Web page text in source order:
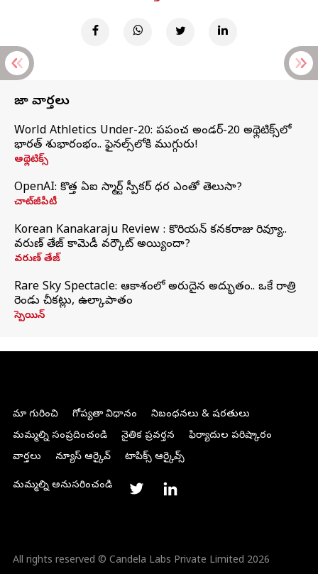
తాజా వార్తలు
World Athletics Under-20: ప్రపంచ అండర్-20 అథ్లెటిక్స్‌లో
భారత్‌ శుభారంభం.. ఫైనల్స్‌లోకి ముగ్గురు!
అథ్లెటిక్స్
OpenAI: కొత్త ఏఐ స్మార్ట్ స్పీకర్ ధర ఎంతో తెలుసా?
చాట్‌జీపీటీ
Korean Kanakaraju Review : కొరియన్ కనకరాజు రివ్యూ..
వరుణ్ తేజ్ కామెడీ వర్కౌట్ అయ్యిందా?
వరుణ్ తేజ్
Rare Sky Spectacle: ఆకాశంలో అరుదైన అద్భుతం.. ఒకే రాత్రి
రెండు చీకట్లు, ఉల్కాపాతం
స్పెయిన్
మా గురించి గోప్యతా విధానం
నిబంధనలు & షరతులు
మమ్మల్ని సంప్రదించండి
నైతిక ప్రవర్తన
ఫిర్యాదుల పరిష్కారం
వార్తలు
న్యూస్ ఆర్కైవ్ టాపిక్స్ ఆర్కైవ్స్
మమ్మల్ని అనుసరించండి
All rights reserved © Candela Labs Private Limited 2026